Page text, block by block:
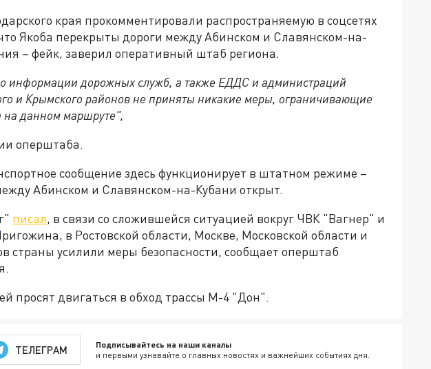
края прокомментировали распространяемую в соцсетях
Якоба перекрыты дороги между Абинском и Славянском-на-
– фейк, заверил оперативный штаб региона.
информации дорожных служб, а также ЕДДС и администраций
и Крымского районов не приняты никакие меры, ограничивающие
на данном маршруте",
оперштаба.
сообщение здесь функционирует в штатном режиме –
Абинском и Славянском-на-Кубани открыт.
писал, в связи со сложившейся ситуацией вокруг ЧВК "Вагнер" и
в Ростовской области, Москве, Московской области и
страны усилили меры безопасности, сообщает оперштаб
просят двигаться в обход трассы М-4 "Дон".
ТЕЛЕГРАМ Подписывайтесь на наши каналы
и первыми узнавайте о главных новостях и важнейших событиях дня.